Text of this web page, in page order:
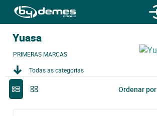
Yuasa
PRIMERAS MARCAS
Todas as categorias
Ordenar por